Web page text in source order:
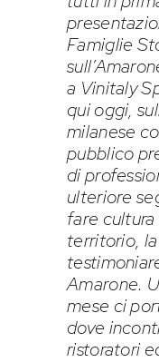
Famiglie
a Vinitaly
qui oggi,
milanese
pubblico
di
ulteriore
fare
territorio,
Amarone.
mese ci
dove
ristoratori